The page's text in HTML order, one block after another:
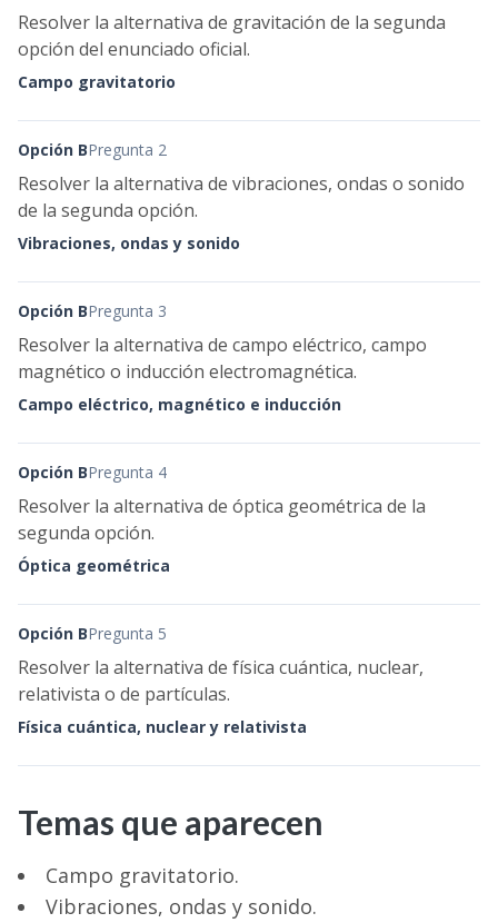
Resolver la alternativa de gravitación de la segunda
opción del enunciado oficial.
Campo gravitatorio
Opción BPregunta 2
Resolver la alternativa de vibraciones, ondas o sonido
de la segunda opción.
Vibraciones, ondas y sonido
Opción BPregunta 3
Resolver la alternativa de campo eléctrico, campo
magnético o inducción electromagnética.
Campo eléctrico, magnético e inducción
Opción BPregunta 4
Resolver la alternativa de óptica geométrica de la
segunda opción.
Óptica geométrica
Opción BPregunta 5
Resolver la alternativa de física cuántica, nuclear,
relativista o de partículas.
Física cuántica, nuclear y relativista
Temas que aparecen
Campo gravitatorio.
Vibraciones, ondas y sonido.